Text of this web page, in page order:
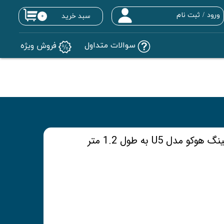
ورود / ثبت نام ۰ سبد خرید
سوالات متداول فروش ویژه